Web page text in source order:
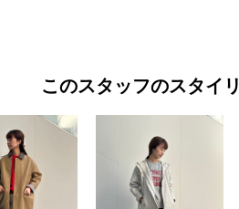
このスタッフのスタイ